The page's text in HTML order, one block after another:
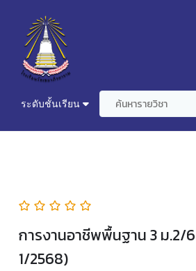
ระดับชั้นเรียน
การงานอาชีพพื้นฐาน 3 ม.2/
1/2568)